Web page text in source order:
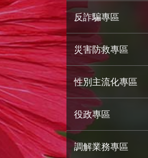
反詐騙專區
災害防救專區
性別主流化專區
役政專區
調解業務專區